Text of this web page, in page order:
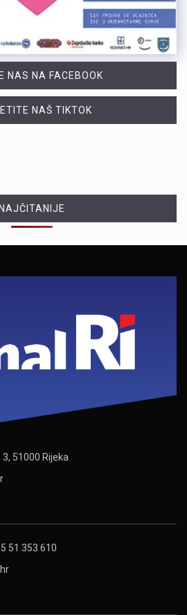
NAS NA FACEBOOK
NAŠ TIKTOK
NAJČITANIJE
51000 Rijeka
51 353 610